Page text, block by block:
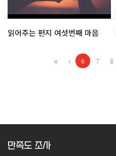
읽어주는 편지 여섯번째 마음
6 7 8
만족도 조사